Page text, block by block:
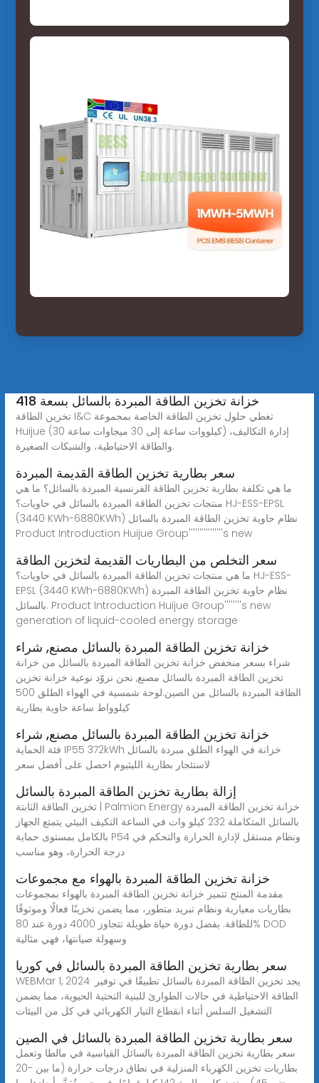
خزانة تخزين الطاقة المبردة بالسائل بسعة 418
تخزين الطاقة I&C تغطي حلول تخزين الطاقة الخاصة بمجموعة
Huijue (30 كيلووات ساعة إلى 30 ميجاوات ساعة) إدارة التكاليف،
والطاقة الاحتياطية، والشبكات الصغيرة.
سعر بطارية تخزين الطاقة القديمة المبردة
ما هي تكلفة بطارية تخزين الطاقة الفرنسية المبردة بالسائل؟ ما هي
منتجات تخزين الطاقة المبردة بالسائل في حاويات؟ HJ-ESS-EPSL
(3440 KWh-6880KWh) نظام حاوية تخزين الطاقة المبردة بالسائل
Product Introduction Huijue Group''''''''''''''''s new
سعر التخلص من البطاريات القديمة لتخزين الطاقة
ما هي منتجات تخزين الطاقة المبردة بالسائل في حاويات؟ HJ-ESS-
EPSL (3440 KWh-6880KWh) نظام حاوية تخزين الطاقة المبردة
بالسائل. Product Introduction Huijue Group''''''''s new
generation of liquid-cooled energy storage
خزانة تخزين الطاقة المبردة بالسائل مصنع, شراء
شراء بسعر منخفض خزانة تخزين الطاقة المبردة بالسائل من خزانة
تخزين الطاقة المبردة بالسائل مصنع, نحن نزوّد نوعية خزانة تخزين
الطاقة المبردة بالسائل من الصين.لوحة شمسية في الهواء الطلق 500
كيلوواط ساعة حاوية بطارية
خزانة تخزين الطاقة المبردة بالسائل مصنع, شراء
فئة الحماية IP55 372kWh خزانة في الهواء الطلق مبردة بالسائل
لاستئجار بطارية الليثيوم احصل على أفضل سعر
إزالة بطارية تخزين الطاقة المبردة بالسائل
تخزين الطاقة الثابتة | Palmion Energy خزانة تخزين الطاقة المبردة
بالسائل المتكاملة 232 كيلو وات في الساعة التكيف البيئي يتمتع الجهاز
بالكامل بمستوى حماية P54 ونظام مستقل لإدارة الحرارة والتحكم في
درجة الحرارة، وهو مناسب
خزانة تخزين الطاقة المبردة بالهواء مع مجموعات
مقدمة المنتج تتميز خزانة تخزين الطاقة المبردة بالهواء بمجموعات
بطاريات معيارية ونظام تبريد متطور، مما يضمن تخزينًا فعالًا وموثوقًا
للطاقة. بفضل دورة حياة طويلة تتجاوز 4000 دورة عند 80% DOD
وسهولة صيانتها، فهي مثالية
سعر بطارية تخزين الطاقة المبردة بالسائل في كوريا
WEBMar 1, 2024· يجد تخزين الطاقة المبردة بالسائل تطبيقًا في توفير
الطاقة الاحتياطية في حالات الطوارئ للبنية التحتية الحيوية، مما يضمن
التشغيل السلس أثناء انقطاع التيار الكهربائي في كل من البيئات
سعر بطارية تخزين الطاقة المبردة بالسائل في الصين
سعر بطارية تخزين الطاقة المبردة بالسائل القياسية في مالطا وتعمل
بطاريات تخزين الكهرباء المنزلية في نطاق درجات حرارة (ما بين -20